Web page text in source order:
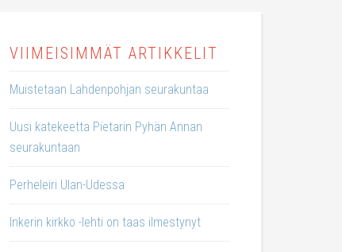
VIIMEISIMMÄT ARTIKKELIT
Muistetaan Lahdenpohjan seurakuntaa
Uusi katekeetta Pietarin Pyhän Annan
seurakuntaan
Perheleiri Ulan-Udessa
Inkerin kirkko -lehti on taas ilmestynyt